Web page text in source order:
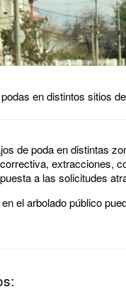
en distintos sitios
de poda en distintas
extracciones,
a las solicitudes
el arbolado público